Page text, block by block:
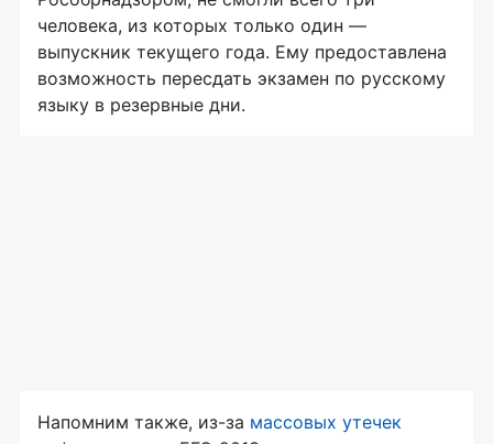
человека, из которых только один —
выпускник текущего года. Ему предоставлена
возможность пересдать экзамен по русскому
языку в резервные дни.
Напомним также, из-за массовых утечек